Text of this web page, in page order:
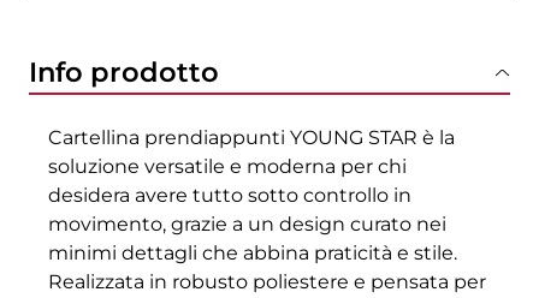
Info prodotto
Cartellina prendiappunti YOUNG STAR è la
soluzione versatile e moderna per chi
desidera avere tutto sotto controllo in
movimento, grazie a un design curato nei
minimi dettagli che abbina praticità e stile.
Realizzata in robusto poliestere e pensata per